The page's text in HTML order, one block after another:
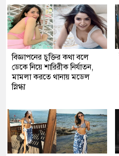
বিজ্ঞাপনের চুক্তির কথা বলে
ডেকে নিয়ে শারিরীক নির্যাতন,
মামলা করতে থানায় মডেল
স্নিগ্ধা